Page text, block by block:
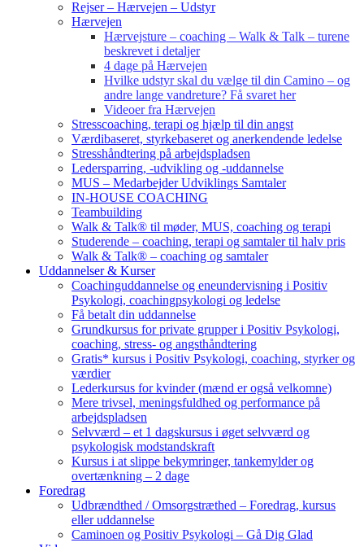
Rejser – Hærvejen – Udstyr
Hærvejen
Hærvejsture – coaching – Walk & Talk – turene
beskrevet i detaljer
4 dage på Hærvejen
Hvilke udstyr skal du vælge til din Camino – og
andre lange vandreture? Få svaret her
Videoer fra Hærvejen
Stresscoaching, terapi og hjælp til din angst
Værdibaseret, styrkebaseret og anerkendende ledelse
Stresshåndtering på arbejdspladsen
Ledersparring, -udvikling og -uddannelse
MUS – Medarbejder Udviklings Samtaler
IN-HOUSE COACHING
Teambuilding
Walk & Talk® til møder, MUS, coaching og terapi
Studerende – coaching, terapi og samtaler til halv pris
Walk & Talk® – coaching og samtaler
Uddannelser & Kurser
Coachinguddannelse og eneundervisning i Positiv
Psykologi, coachingpsykologi og ledelse
Få betalt din uddannelse
Grundkursus for private grupper i Positiv Psykologi,
coaching, stress- og angsthåndtering
Gratis* kursus i Positiv Psykologi, coaching, styrker og
værdier
Lederkursus for kvinder (mænd er også velkomne)
Mere trivsel, meningsfuldhed og performance på
arbejdspladsen
Selvværd – et 1 dagskursus i øget selvværd og
psykologisk modstandskraft
Kursus i at slippe bekymringer, tankemylder og
overtænkning – 2 dage
Foredrag
Udbrændthed / Omsorgstræthed – Foredrag, kursus
eller uddannelse
Caminoen og Positiv Psykologi – Gå Dig Glad